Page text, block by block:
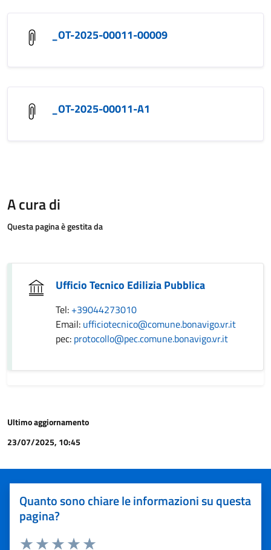
_OT-2025-00011-00009
_OT-2025-00011-A1
A cura di
Questa pagina è gestita da
Ufficio Tecnico Edilizia Pubblica
Tel: +39044273010
Email: ufficiotecnico@comune.bonavigo.vr.it
pec: protocollo@pec.comune.bonavigo.vr.it
Ultimo aggiornamento
23/07/2025, 10:45
Quanto sono chiare le informazioni su questa
pagina?